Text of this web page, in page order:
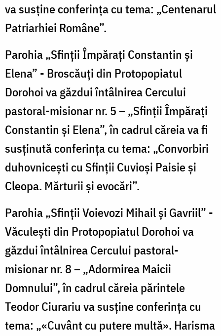
va susține conferința cu tema: „Centenarul
Patriarhiei Române”.
Parohia „Sfinții Împărați Constantin și
Elena” - Broscăuți din Protopopiatul
Dorohoi va găzdui întâlnirea Cercului
pastoral-misionar nr. 5 – „Sfinții Împărați
Constantin și Elena”, în cadrul căreia va fi
susținută conferința cu tema: „Convorbiri
duhovnicești cu Sfinții Cuvioși Paisie și
Cleopa. Mărturii și evocări”.
Parohia „Sfinții Voievozi Mihail și Gavriil” -
Văculești din Protopopiatul Dorohoi va
găzdui întâlnirea Cercului pastoral-
misionar nr. 8 – „Adormirea Maicii
Domnului”, în cadrul căreia părintele
Teodor Ciurariu va susține conferința cu
tema: „«Cuvânt cu putere multă». Harisma